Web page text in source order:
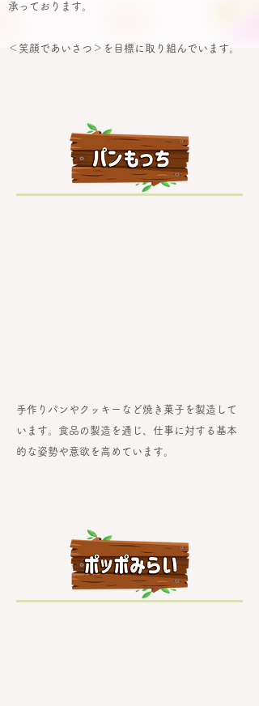
承っております。
​＜笑顔であいさつ＞を目標に取り組んでいます。
手作りパンやクッキーなど焼き菓子を製造して
います。食品の製造を通じ、仕事に対する基本
的な姿勢や意欲を高めています。